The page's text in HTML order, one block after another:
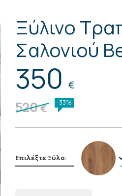
Ξύλινο
Σαλονιού
350 €
520€ -33%
Επιλέξτε Ξύλο: